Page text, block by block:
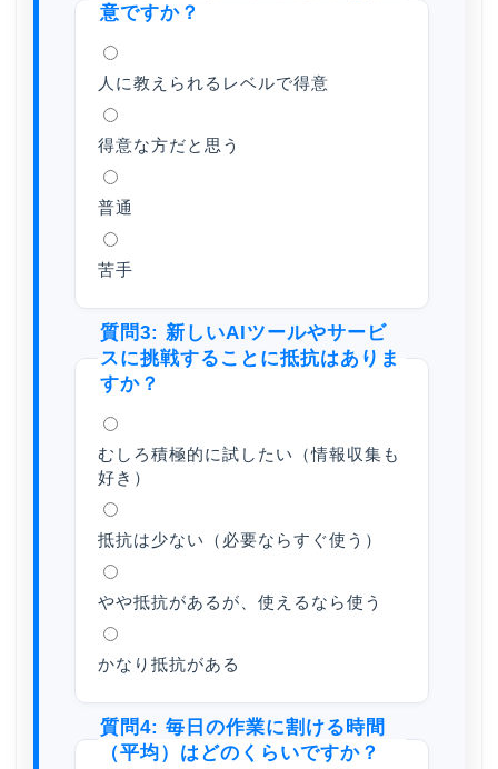
意ですか？
人に教えられるレベルで得意
得意な方だと思う
普通
苦手
質問3: 新しいAIツールやサービ
スに挑戦することに抵抗はありま
すか？
むしろ積極的に試したい（情報収集も
好き）
抵抗は少ない（必要ならすぐ使う）
やや抵抗があるが、使えるなら使う
かなり抵抗がある
質問4: 毎日の作業に割ける時間
（平均）はどのくらいですか？